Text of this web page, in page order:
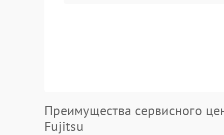
Преимущества сервисного
Fujitsu